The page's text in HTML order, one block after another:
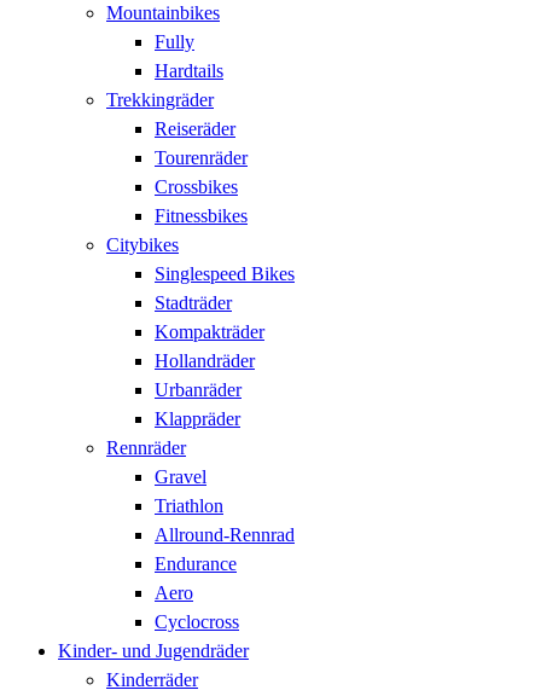
Mountainbikes
Fully
Hardtails
Trekkingräder
Reiseräder
Tourenräder
Crossbikes
Fitnessbikes
Citybikes
Singlespeed Bikes
Stadträder
Kompakträder
Hollandräder
Urbanräder
Klappräder
Rennräder
Gravel
Triathlon
Allround-Rennrad
Endurance
Aero
Cyclocross
Kinder- und Jugendräder
Kinderräder